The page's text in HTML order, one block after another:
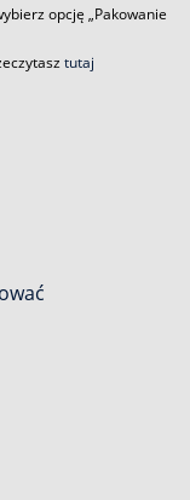
opcję „Pakowanie
tutaj